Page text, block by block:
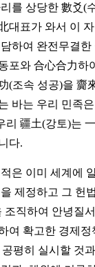
를 상당한 數爻(
대표가 와서 이
하여 완전무결한
포와 合心合力하
(조속 성공)을 齎
바는 우리 민족
리 疆土(강토)는
다.
은 이미 세계에
제정하고 그 헌
조직하여 안녕질
여 확고한 경제
평히 실시할 것